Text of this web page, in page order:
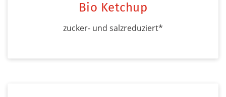
Bio Ketchup
zucker- und salzreduziert*